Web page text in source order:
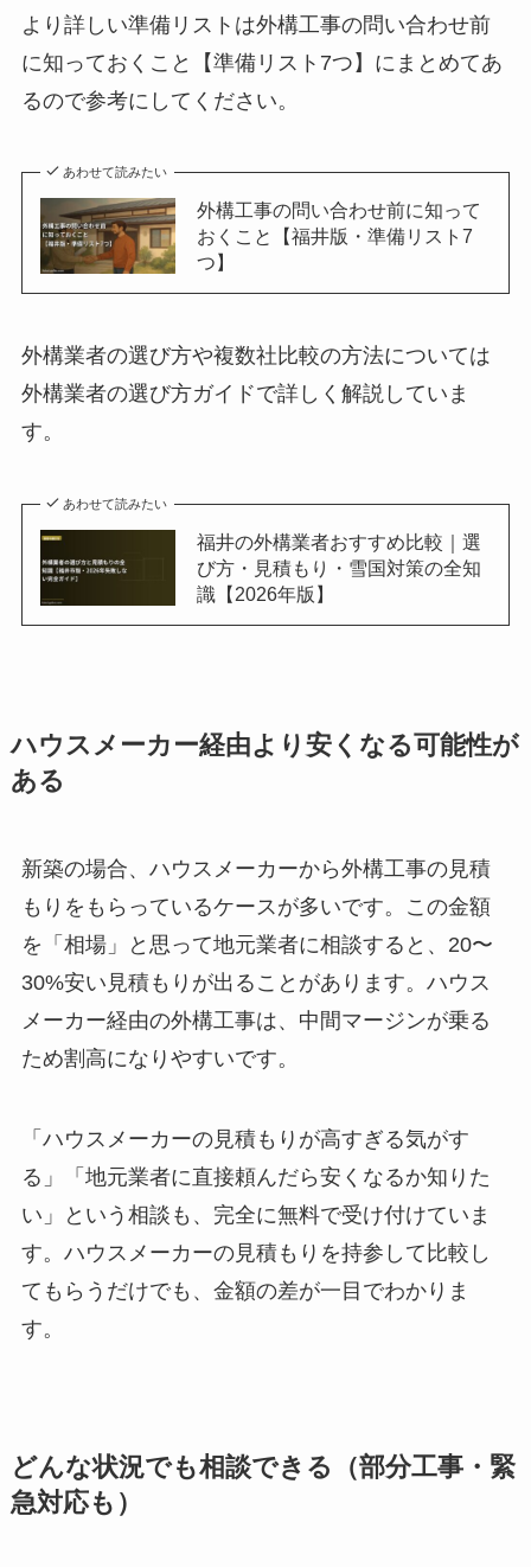
より詳しい準備リストは外構工事の問い合わせ前
に知っておくこと【準備リスト7つ】にまとめてあ
るので参考にしてください。
あわせて読みたい
外構工事の問い合わせ前に知って
おくこと【福井版・準備リスト7
つ】
外構業者の選び方や複数社比較の方法については
外構業者の選び方ガイドで詳しく解説していま
す。
あわせて読みたい
福井の外構業者おすすめ比較｜選
び方・見積もり・雪国対策の全知
識【2026年版】
ハウスメーカー経由より安くなる可能性が
ある
新築の場合、ハウスメーカーから外構工事の見積
もりをもらっているケースが多いです。この金額
を「相場」と思って地元業者に相談すると、20〜
30%安い見積もりが出ることがあります。ハウス
メーカー経由の外構工事は、中間マージンが乗る
ため割高になりやすいです。
「ハウスメーカーの見積もりが高すぎる気がす
る」「地元業者に直接頼んだら安くなるか知りた
い」という相談も、完全に無料で受け付けていま
す。ハウスメーカーの見積もりを持参して比較し
てもらうだけでも、金額の差が一目でわかりま
す。
どんな状況でも相談できる（部分工事・緊
急対応も）